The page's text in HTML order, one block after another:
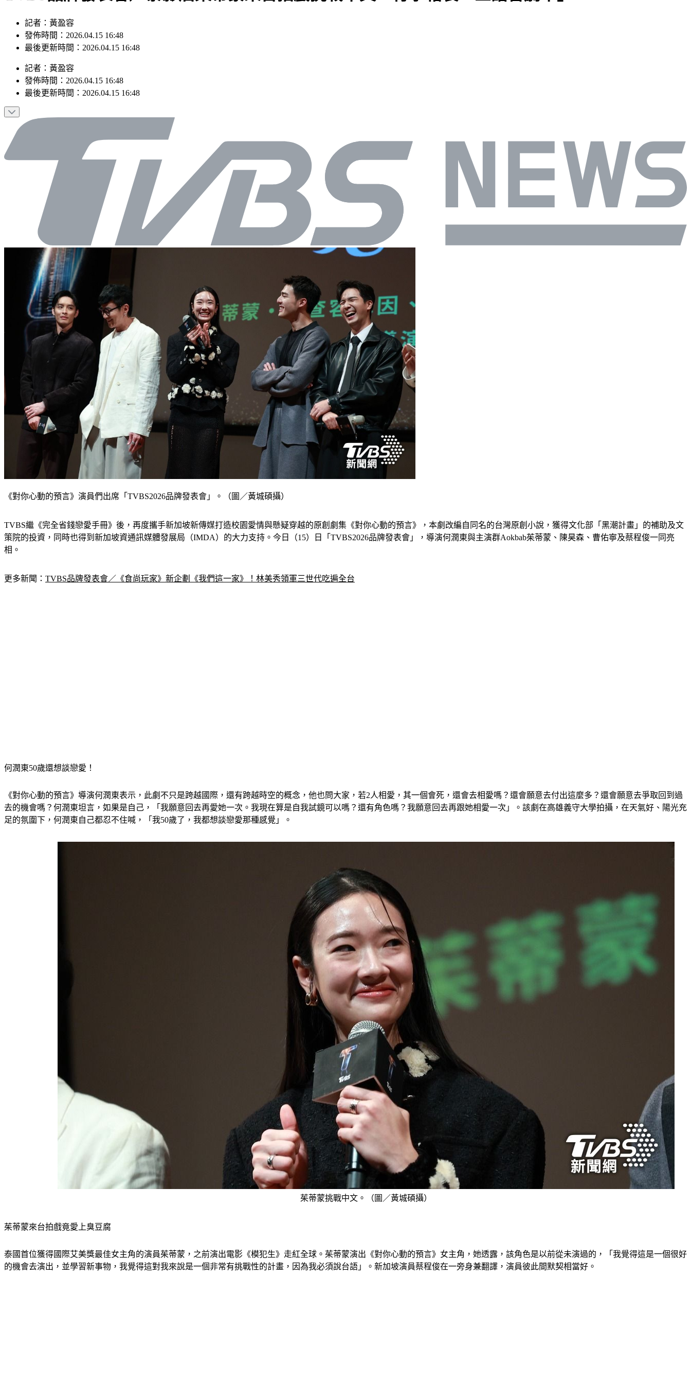
記者：黃盈容
發佈時間：2026.04.15 16:48
最後更新時間：2026.04.15 16:48
記者 ： 黃盈容
發佈時間： 2026.04.15 16:48
最後更新時間： 2026.04.15 16:48
《對你心動的預言》演員們出席「TVBS2026品牌發表會」。（圖／黃城碩攝）
TVBS繼《完全省錢戀愛手冊》後，再度攜手新加坡新傳媒打造校園愛情與懸疑穿越的原創劇集《對你心動的預言》，本劇改編自同名的台灣原創小說，獲得文化部「黑潮計畫」的補助及文
策院的投資，同時也得到新加坡資通訊媒體發展局（IMDA）的大力支持。今日（15）日「TVBS2026品牌發表會」，導演何潤東與主演群Aokbab茱蒂蒙、陳昊森、曹佑寧及蔡程俊一同亮
相。
更多新聞： TVBS品牌發表會／《食尚玩家》新企劃《我們這一家》！林美秀領軍三世代吃遍全台
何潤東50歲還想談戀愛！
《對你心動的預言》導演何潤東表示，此劇不只是跨越國際，還有跨越時空的概念，他也問大家，若2人相愛，其一個會死，還會去相愛嗎？還會願意去付出這麼多？還會願意去爭取回到過
去的機會嗎？何潤東坦言，如果是自己，「我願意回去再愛她一次。我現在算是自我試鏡可以嗎？還有角色嗎？我願意回去再跟她相愛一次」。該劇在高雄義守大學拍攝，在天氣好、陽光充
足的氛圍下，何潤東自己都忍不住喊，「我50歲了，我都想談戀愛那種感覺」。
茱蒂蒙挑戰中文。（圖／黃城碩攝）
茱蒂蒙來台拍戲竟愛上臭豆腐
泰國首位獲得國際艾美獎最佳女主角的演員茱蒂蒙，之前演出電影《模犯生》走紅全球。茱蒂蒙演出《對你心動的預言》女主角，她透露，該角色是以前從未演過的，「我覺得這是一個很好
的機會去演出，並學習新事物，我覺得這對我來說是一個非常有挑戰性的計畫，因為我必須說台語」。新加坡演員蔡程俊在一旁身兼翻譯，演員彼此間默契相當好。